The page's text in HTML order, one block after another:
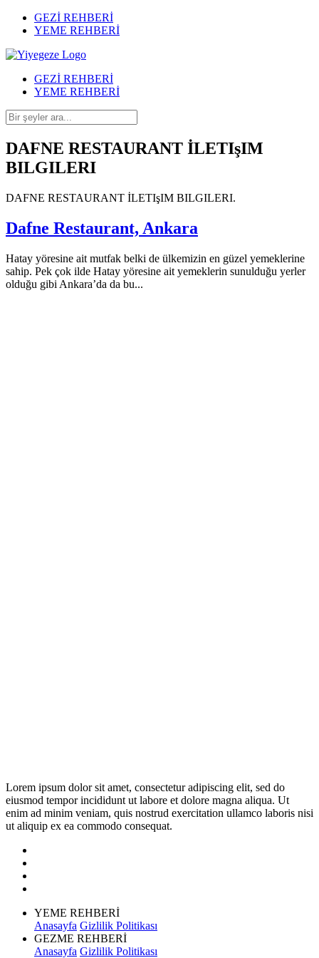
GEZİ REHBERİ
YEME REHBERİ
GEZİ REHBERİ
YEME REHBERİ
DAFNE RESTAURANT İLETIşIM
BILGILERI
DAFNE RESTAURANT İLETIşIM BILGILERI.
Dafne Restaurant, Ankara
Hatay yöresine ait mutfak belki de ülkemizin en güzel yemeklerine
sahip. Pek çok ilde Hatay yöresine ait yemeklerin sunulduğu yerler
olduğu gibi Ankara’da da bu...
Lorem ipsum dolor sit amet, consectetur adipiscing elit, sed do
eiusmod tempor incididunt ut labore et dolore magna aliqua. Ut
enim ad minim veniam, quis nostrud exercitation ullamco laboris nisi
ut aliquip ex ea commodo consequat.
YEME REHBERİ
Anasayfa Gizlilik Politikası
GEZME REHBERİ
Anasayfa Gizlilik Politikası